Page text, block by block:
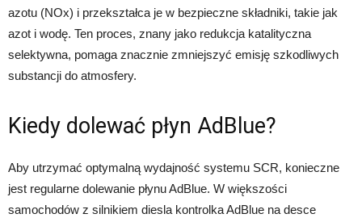
azotu (NOx) i przekształca je w bezpieczne składniki, takie jak
azot i wodę. Ten proces, znany jako redukcja katalityczna
selektywna, pomaga znacznie zmniejszyć emisję szkodliwych
substancji do atmosfery.
Kiedy dolewać płyn AdBlue?
Aby utrzymać optymalną wydajność systemu SCR, konieczne
jest regularne dolewanie płynu AdBlue. W większości
samochodów z silnikiem diesla kontrolka AdBlue na desce